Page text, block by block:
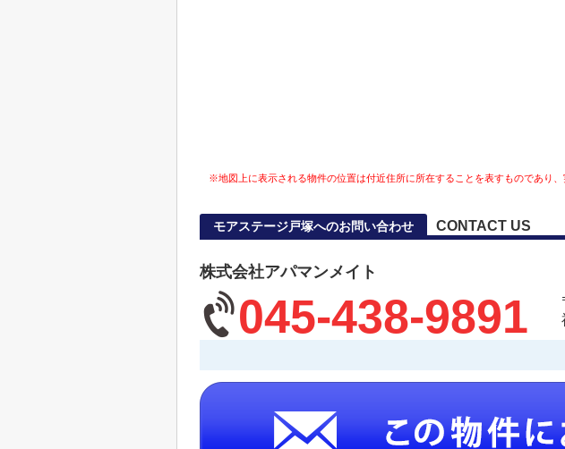
※地図上に表示される物件の位置は付近住所に所在することを表すものであり
モアステージ戸塚へのお問い合わせ CONTACT US
株式会社アパマンメイト
045-438-9891